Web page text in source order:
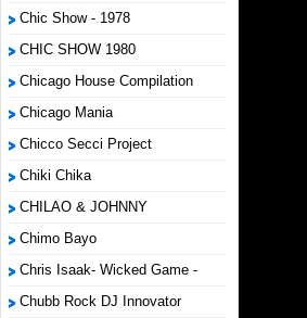
Chic Show - 1978
CHIC SHOW 1980
Chicago House Compilation
Chicago Mania
Chicco Secci Project
Chiki Chika
CHILAO & JOHNNY
Chimo Bayo
Chris Isaak- Wicked Game -
Chubb Rock DJ Innovator